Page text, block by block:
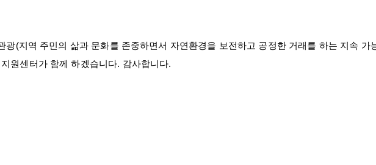
광(지역 주민의 삶과 문화를 존중하면서 자연환경을 보전하고 공정한 거래를 하는 지속
원센터가 함께 하겠습니다. 감사합니다.